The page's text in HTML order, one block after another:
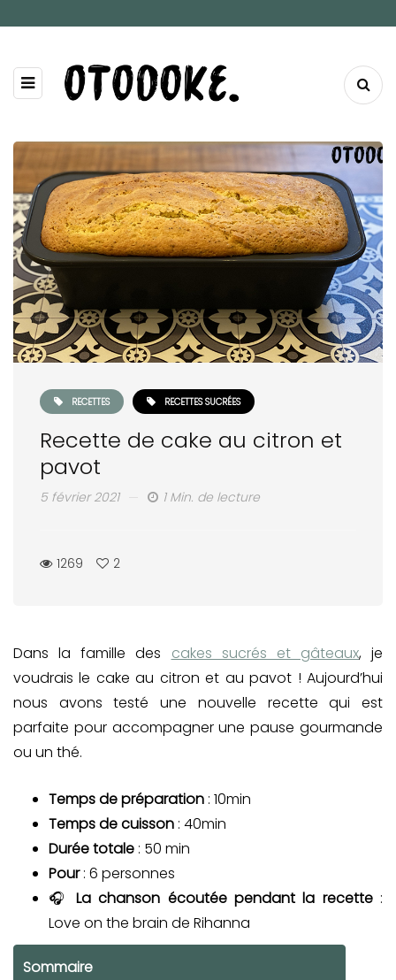
RECETTES RECETTES SUCRÉES
Recette de cake au citron et
pavot
5 février 2021 1 Min. de lecture
1269 2
Dans la famille des cakes sucrés et gâteaux, je
voudrais le cake au citron et au pavot ! Aujourd’hui
nous avons testé une nouvelle recette qui est
parfaite pour accompagner une pause gourmande
ou un thé.
Temps de préparation : 10min
Temps de cuisson : 40min
Durée totale : 50 min
Pour: 6 personnes
🎧 La chanson écoutée pendant la recette:
Love on the brain de Rihanna
Sommaire